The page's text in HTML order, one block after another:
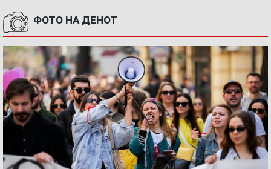
ФОТО НА ДЕНОТ